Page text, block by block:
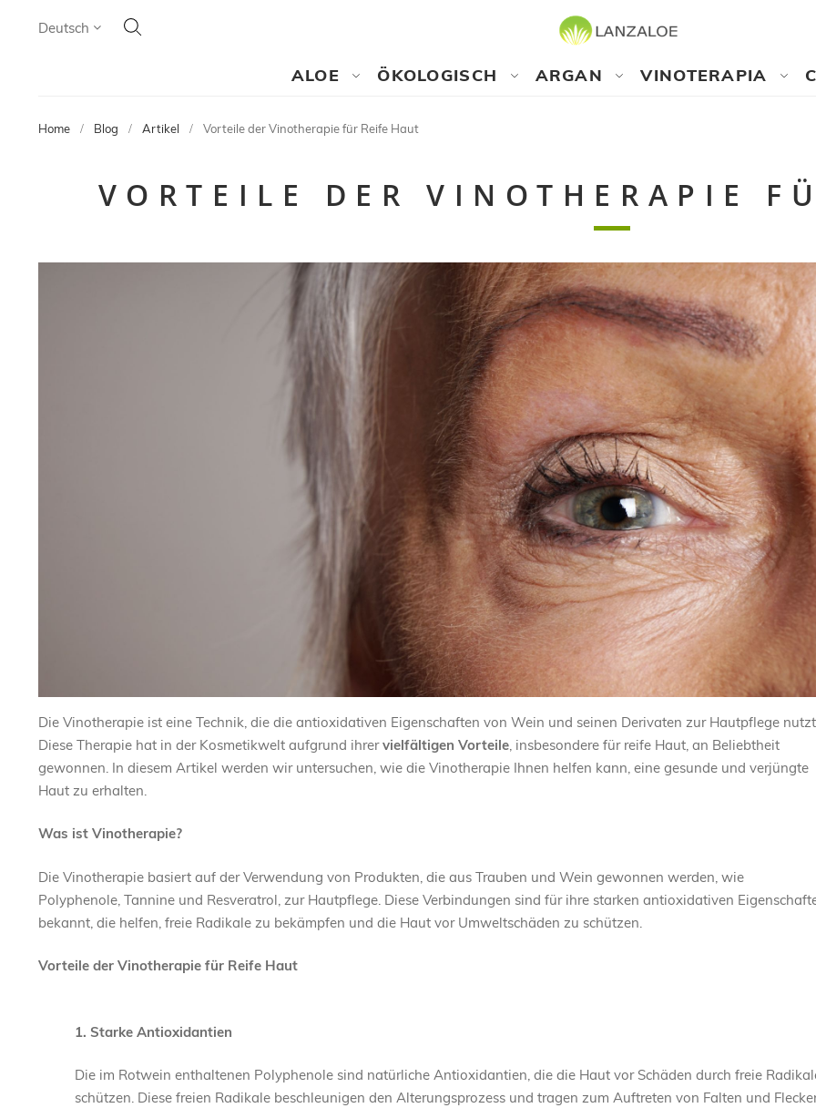
Language
Deutsch Search
SEARCH
ALOE ÖKOLOGISCH ARGAN VINOTERAPIA
Home Blog Artikel Vorteile der Vinotherapie für Reife Haut
VORTEILE DER VINOTHERAPIE
Die Vinotherapie ist eine Technik, die die antioxidativen Eigenschaften von Wein und seinen Derivaten zur Hautpflege
Diese Therapie hat in der Kosmetikwelt aufgrund ihrervielfältigen Vorteile, insbesondere für reife Haut, an Beliebtheit
gewonnen. In diesem Artikel werden wir untersuchen, wie die Vinotherapie Ihnen helfen kann, eine gesunde und verjüngte
Haut zu erhalten.
Was ist Vinotherapie?
Die Vinotherapie basiert auf der Verwendung von Produkten, die aus Trauben und Wein gewonnen werden, wie
Polyphenole, Tannine und Resveratrol, zur Hautpflege. Diese Verbindungen sind für ihre starken antioxidativen
bekannt, die helfen, freie Radikale zu bekämpfen und die Haut vor Umweltschäden zu schützen.
Vorteile der Vinotherapie für Reife Haut
1. Starke Antioxidantien
Die im Rotwein enthaltenen Polyphenole sind natürliche Antioxidantien, die die Haut vor Schäden durch freie
schützen. Diese freien Radikale beschleunigen den Alterungsprozess und tragen zum Auftreten von Falten und